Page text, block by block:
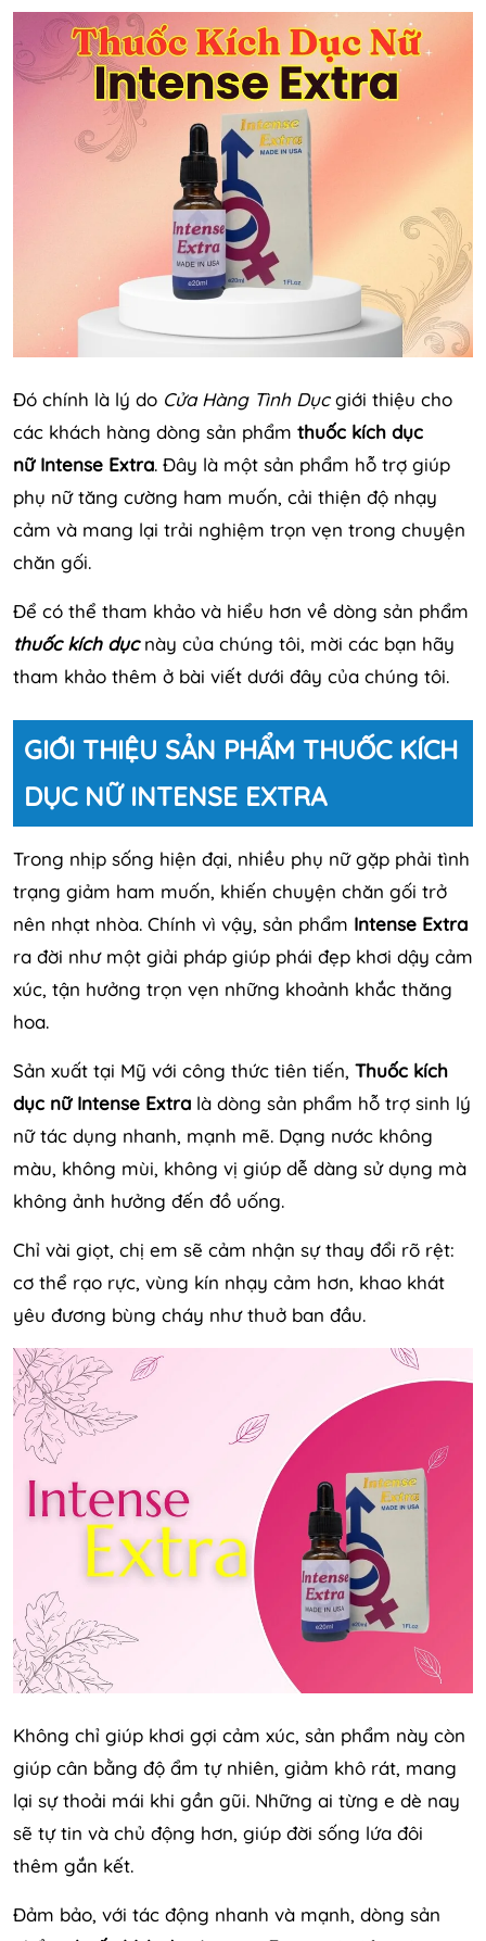
Đó chính là lý do Cửa Hàng Tình Dụcgiới thiệu cho
các khách hàng dòng sản phẩm thuốc kích dục
nữ Intense Extra. Đây là một sản phẩm hỗ trợ giúp
phụ nữ tăng cường ham muốn, cải thiện độ nhạy
cảm và mang lại trải nghiệm trọn vẹn trong chuyện
chăn gối.
Để có thể tham khảo và hiểu hơn về dòng sản phẩm
thuốc kích dụcnày của chúng tôi, mời các bạn hãy
tham khảo thêm ở bài viết dưới đây của chúng tôi.
GIỚI THIỆU SẢN PHẨM THUỐC KÍCH
DỤC NỮ INTENSE EXTRA
Trong nhịp sống hiện đại, nhiều phụ nữ gặp phải tình
trạng giảm ham muốn, khiến chuyện chăn gối trở
nên nhạt nhòa. Chính vì vậy, sản phẩm Intense Extra
ra đời như một giải pháp giúp phái đẹp khơi dậy cảm
xúc, tận hưởng trọn vẹn những khoảnh khắc thăng
hoa.
Sản xuất tại Mỹ với công thức tiên tiến, Thuốc kích
dục nữ Intense Extra là dòng sản phẩm hỗ trợ sinh lý
nữ tác dụng nhanh, mạnh mẽ. Dạng nước không
màu, không mùi, không vị giúp dễ dàng sử dụng mà
không ảnh hưởng đến đồ uống.
Chỉ vài giọt, chị em sẽ cảm nhận sự thay đổi rõ rệt:
cơ thể rạo rực, vùng kín nhạy cảm hơn, khao khát
yêu đương bùng cháy như thuở ban đầu.
Không chỉ giúp khơi gợi cảm xúc, sản phẩm này còn
giúp cân bằng độ ẩm tự nhiên, giảm khô rát, mang
lại sự thoải mái khi gần gũi. Những ai từng e dè nay
sẽ tự tin và chủ động hơn, giúp đời sống lứa đôi
thêm gắn kết.
Đảm bảo, với tác động nhanh và mạnh, dòng sản